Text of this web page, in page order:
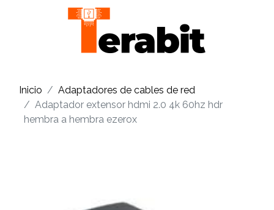
Inicio
Adaptadores de cables de red
Adaptador extensor hdmi 2.0 4k 60hz hdr
hembra a hembra ezerox